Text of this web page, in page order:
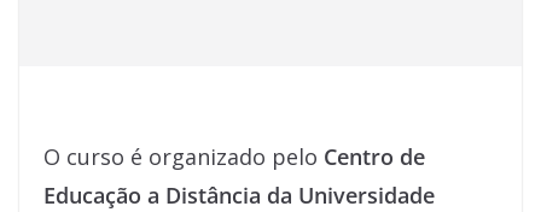
O curso é organizado pelo Centro de
Educação a Distância da Universidade